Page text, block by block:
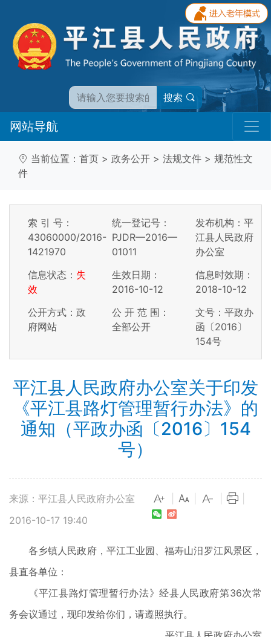
搜索
网站导航
当前位置： 首页 > 政务公开 > 法规文件 > 规范性文
件
索 引 号：
43060000/2016-
1421970
统一登记号：
PJDR—2016—
01011
发布机构：平
江县人民政府
办公室
信息状态： 失
效
生效日期：
2016-10-12
信息时效期：
2018-10-12
公开方式：政
府网站
公 开 范 围：
全部公开
文号：平政办
函〔2016〕
154号
平江县人民政府办公室关于印发
《平江县路灯管理暂行办法》的
通知（平政办函〔2016〕154
号）
来源：平江县人民政府办公室
2016-10-17 19:40
各乡镇人民政府，平江工业园、福寿山汨罗江风景区，
县直各单位：
《平江县路灯管理暂行办法》经县人民政府第36次常
务会议通过，现印发给你们，请遵照执行。